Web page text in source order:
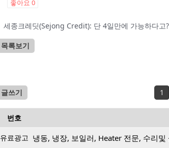
좋아요 0
세종크레딧(Sejong Credit): 단 4일만에 가능하다고?
목록보기
글쓰기 1
번호
유료광고 냉동, 냉장, 보일러, Heater 전문, 수리및